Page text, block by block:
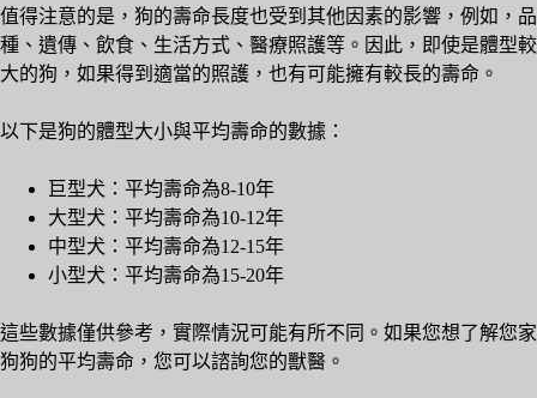
值得注意的是，狗的壽命長度也受到其他因素的影響，例如，品
種、遺傳、飲食、生活方式、醫療照護等。因此，即使是體型較
大的狗，如果得到適當的照護，也有可能擁有較長的壽命。
以下是狗的體型大小與平均壽命的數據：
巨型犬：平均壽命為8-10年
大型犬：平均壽命為10-12年
中型犬：平均壽命為12-15年
小型犬：平均壽命為15-20年
這些數據僅供參考，實際情況可能有所不同。如果您想了解您家
狗狗的平均壽命，您可以諮詢您的獸醫。